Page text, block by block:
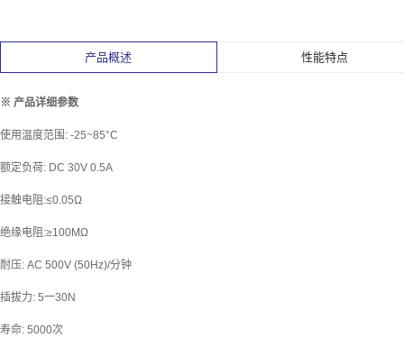
产品概述 性能特点
※ 产品详细参数
使用温度范围: -25~85°C
额定负荷: DC 30V 0.5A
接触电阻:≤0.05Ω
绝缘电阻:≥100MΩ
耐压: AC 500V (50Hz)/分钟
插拔力: 5一30N
寿命: 5000次